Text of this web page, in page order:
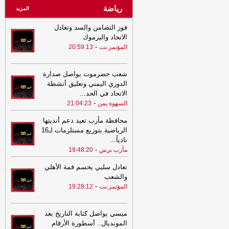
رياضة المزيد
فوز التضامن والسد وتعادل
الاتحاد واليرموك
المؤتمر.نت -
20:59:13
شعب حضرموت يواصل صدارة
الدوري اليمني وتعليق أنشطة
الاتحاد في الحد...
السهوة يمن -
21:04:23
محافظة مأرب تعيد دعم أنديتها
الرياضية بتوزيع مستلزمات لـ16
نادياً...
مأرب برس -
19:48:20
تعادل سلبي يحسم قمة الأهلي
والشعب
المؤتمر.نت -
19:28:12
ميسي يواصل كتابة التاريخ بعد
المونديال.. أسطورة الأرقام